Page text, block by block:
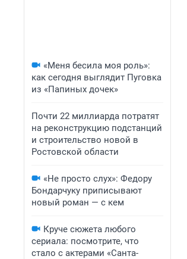
«Меня бесила моя роль»:
как сегодня выглядит Пуговка
из «Папиных дочек»
Почти 22 миллиарда потратят
на реконструкцию подстанций
и строительство новой в
Ростовской области
«Не просто слух»: Федору
Бондарчуку приписывают
новый роман — с кем
Круче сюжета любого
сериала: посмотрите, что
стало с актерами «Санта-